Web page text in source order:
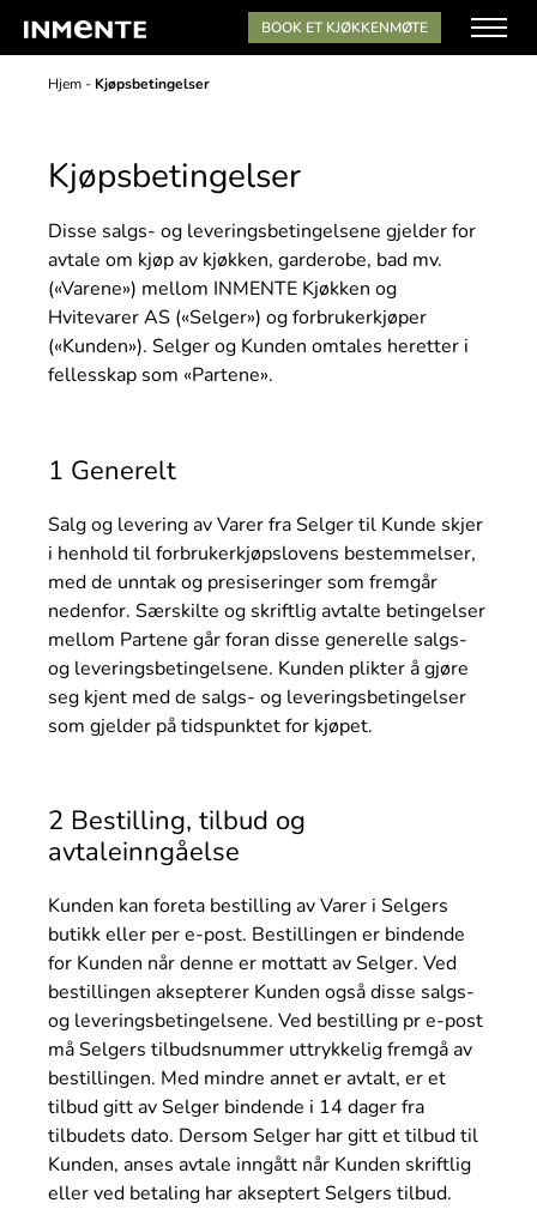
BOOK ET KJØKKENMØTE
Hjem - Kjøpsbetingelser
Kjøpsbetingelser
Disse salgs- og leveringsbetingelsene gjelder for
avtale om kjøp av kjøkken, garderobe, bad mv.
(«Varene») mellom INMENTE Kjøkken og
Hvitevarer AS («Selger») og forbrukerkjøper
(«Kunden»). Selger og Kunden omtales heretter i
fellesskap som «Partene».
1 Generelt
Salg og levering av Varer fra Selger til Kunde skjer
i henhold til forbrukerkjøpslovens bestemmelser,
med de unntak og presiseringer som fremgår
nedenfor. Særskilte og skriftlig avtalte betingelser
mellom Partene går foran disse generelle salgs-
og leveringsbetingelsene. Kunden plikter å gjøre
seg kjent med de salgs- og leveringsbetingelser
som gjelder på tidspunktet for kjøpet.
2 Bestilling, tilbud og
avtaleinngåelse
Kunden kan foreta bestilling av Varer i Selgers
butikk eller per e-post. Bestillingen er bindende
for Kunden når denne er mottatt av Selger. Ved
bestillingen aksepterer Kunden også disse salgs-
og leveringsbetingelsene. Ved bestilling pr e-post
må Selgers tilbudsnummer uttrykkelig fremgå av
bestillingen. Med mindre annet er avtalt, er et
tilbud gitt av Selger bindende i 14 dager fra
tilbudets dato. Dersom Selger har gitt et tilbud til
Kunden, anses avtale inngått når Kunden skriftlig
eller ved betaling har akseptert Selgers tilbud.